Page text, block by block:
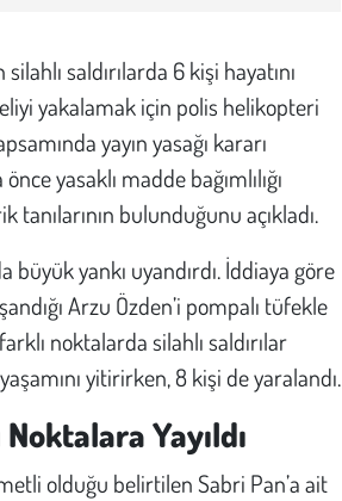
saldırılarda 6 kişi hayatını
yakalamak için polis helikopteri
yayın yasağı kararı
yasaklı madde bağımlılığı
tanılarının bulunduğunu açıkladı.
büyük yankı uyandırdı. İddiaya göre
Arzu Özden’i pompalı tüfekle
noktalarda silahlı saldırılar
yitirirken, 8 kişi de yaralandı.
Yayıldı
olduğu belirtilen Sabri Pan’a ait